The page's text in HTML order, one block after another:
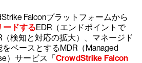
Falconプラットフォームから
ードするEDR（エンドポイントで
検知と対応の拡大）、マネージド
ベースとするMDR（Managed
）サービス「CrowdStrike Falcon